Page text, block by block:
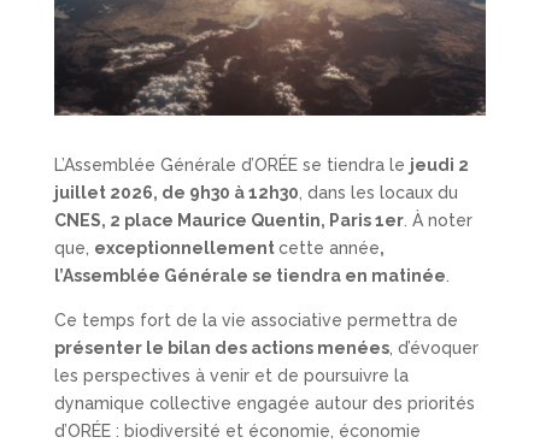
L’Assemblée Générale d’ORÉE se tiendra le jeudi 2
juillet 2026, de 9h30 à 12h30, dans les locaux du
CNES, 2 place Maurice Quentin, Paris 1er. À noter
que, exceptionnellementcette année,
l’Assemblée Générale se tiendra en matinée.
Ce temps fort de la vie associative permettra de
présenter le bilan des actions menées, d’évoquer
les perspectives à venir et de poursuivre la
dynamique collective engagée autour des priorités
d’ORÉE : biodiversité et économie, économie